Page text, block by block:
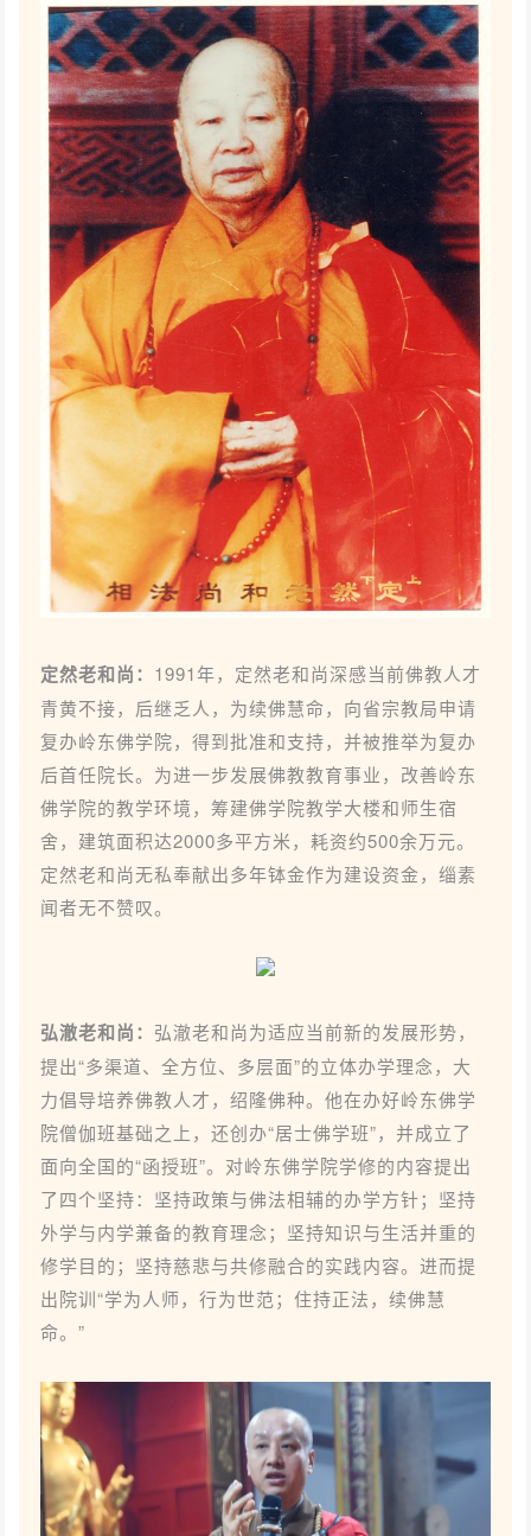
定然老和尚： 1991年，定然老和尚深感当前佛教人才
青黄不接，后继乏人，为续佛慧命，向省宗教局申请
复办岭东佛学院，得到批准和支持，并被推举为复办
后首任院长。为进一步发展佛教教育事业，改善岭东
佛学院的教学环境，筹建佛学院教学大楼和师生宿
舍，建筑面积达2000多平方米，耗资约500余万元。
定然老和尚无私奉献出多年钵金作为建设资金，缁素
闻者无不赞叹。
弘澈老和尚： 弘澈老和尚为适应当前新的发展形势，
提出“多渠道、全方位、多层面”的立体办学理念，大
力倡导培养佛教人才，绍隆佛种。他在办好岭东佛学
院僧伽班基础之上，还创办“居士佛学班”，并成立了
面向全国的“函授班”。对岭东佛学院学修的内容提出
了四个坚持：坚持政策与佛法相辅的办学方针；坚持
外学与内学兼备的教育理念；坚持知识与生活并重的
修学目的；坚持慈悲与共修融合的实践内容。进而提
出院训“学为人师，行为世范；住持正法，续佛慧
命。”